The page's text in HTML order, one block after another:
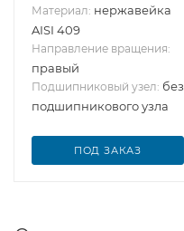
Материал: нержавейка
AISI 409
Направление вращения:
правый
Подшипниковый узел: без
подшипникового узла
ПОД ЗАКАЗ